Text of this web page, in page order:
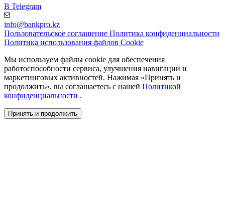
В Telegram
info@bankpro.kz
Пользовательское соглашение Политика конфиденциальности
Политика использования файлов Cookie
Мы используем файлы cookie для обеспечения
работоспособности сервиса, улучшения навигации и
маркетинговых активностей. Нажимая «Принять и
продолжить», вы соглашаетесь с нашей Политикой
конфиденциальности .
Принять и продолжить